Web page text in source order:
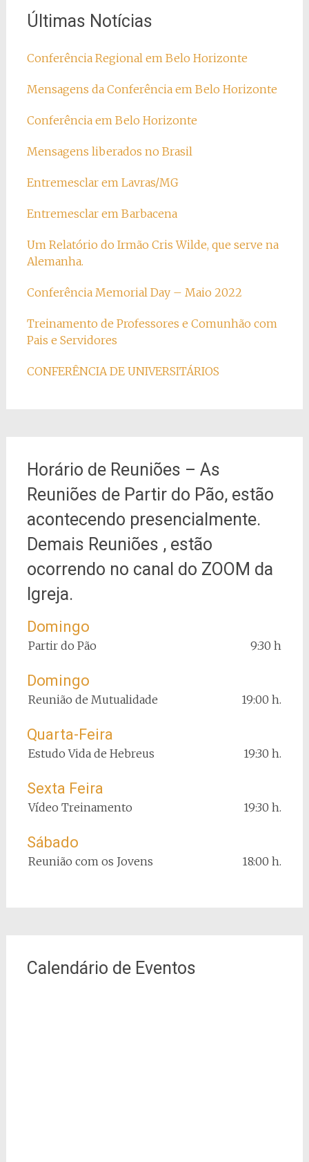
postÚltimas Notícias
Conferência Regional em Belo Horizonte
Mensagens da Conferência em Belo Horizonte
Conferência em Belo Horizonte
Mensagens liberados no Brasil
Entremesclar em Lavras/MG
Entremesclar em Barbacena
Um Relatório do Irmão Cris Wilde, que serve na
Alemanha.
Conferência Memorial Day – Maio 2022
Treinamento de Professores e Comunhão com
Pais e Servidores
CONFERÊNCIA DE UNIVERSITÁRIOS
Horário de Reuniões – As
Reuniões de Partir do Pão, estão
acontecendo presencialmente.
Demais Reuniões , estão
ocorrendo no canal do ZOOM da
Igreja.
Domingo
Partir do Pão 9:30 h
Domingo
Reunião de Mutualidade 19:00 h.
Quarta-Feira
Estudo Vida de Hebreus 19:30 h.
Sexta Feira
Vídeo Treinamento 19:30 h.
Sábado
Reunião com os Jovens 18:00 h.
Calendário de Eventos